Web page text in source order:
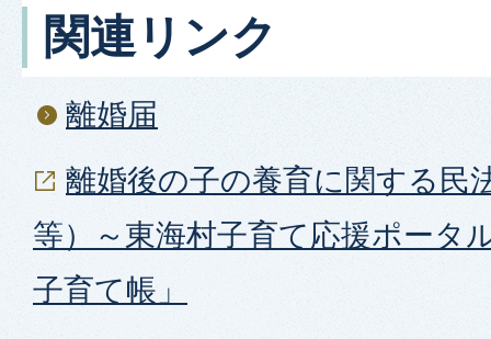
関連リンク
離婚届
離婚後の子の養育に関する民
等）～東海村子育て応援ポータ
子育て帳」